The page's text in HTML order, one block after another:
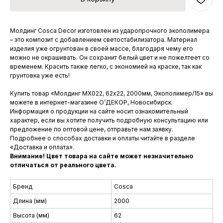
Молдинг Cosca Decor изготовлен из ударопрочного экополимера
– это композит с добавлением светостабилизатора. Материал
изделия уже огрунтован в своей массе, благодаря чему его
можно не окрашивать. Он сохранит белый цвет и не пожелтеет со
временем. Красить также легко, с экономией на краске, так как
грунтовка уже есть!
Купить товар «Молдинг MX022, 62х22, 2000мм, Экополимер/15» вы
можете в интернет-магазине О’ДЕКОР, Новосибирск.
Информация о продукции на сайте носит ознакомительный
характер, если вы хотите получить подробную консультацию или
предложение по оптовой цене, отправьте нам заявку.
Подробнее о способах доставки и оплаты читайте в разделе
«Доставка и оплата».
Внимание! Цвет товара на сайте может незначительно
отличаться от реального цвета.
Бренд
Cosca
Длина (мм)
2000
Высота (мм)
62